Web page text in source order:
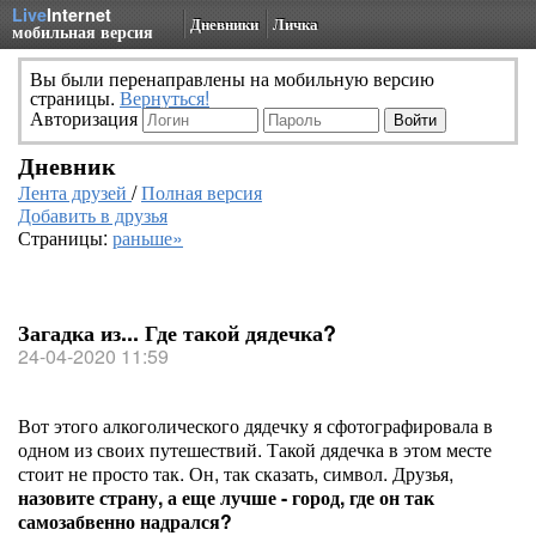
LiveInternet
мобильная версия Дневники Личка
Вы были перенаправлены на мобильную версию
страницы. Вернуться!
Авторизация
Дневник
Лента друзей /Полная версия
Добавить в друзья
Страницы: раньше»
Загадка из... Где такой дядечка?
24-04-2020 11:59
Вот этого алкоголического дядечку я сфотографировала в
одном из своих путешествий. Такой дядечка в этом месте
стоит не просто так. Он, так сказать, символ. Друзья,
назовите страну, а еще лучше - город, где он так
самозабвенно надрался?